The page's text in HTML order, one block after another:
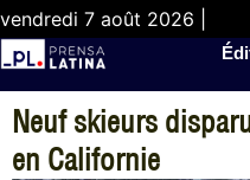
vendredi 7 août 2026 |
Neuf skieurs
en Californie